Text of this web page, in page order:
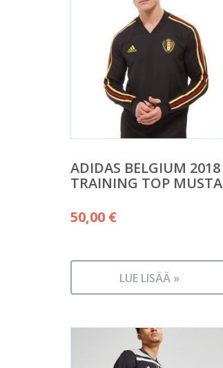
ADIDAS BELGIUM 2018
TRAINING TOP MUSTA
50,00 €
LUE LISÄÄ »